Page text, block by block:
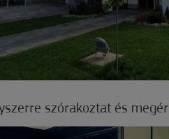
szórakoztat és